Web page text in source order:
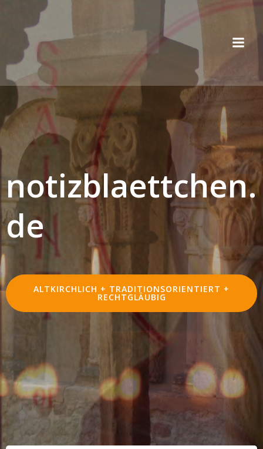
springen
notizblaettchen.
de
ALTKIRCHLICH + TRADITIONSORIENTIERT +
RECHTGLÄUBIG